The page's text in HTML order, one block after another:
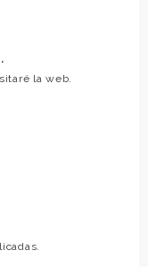
la web.